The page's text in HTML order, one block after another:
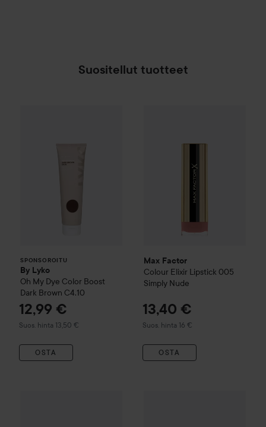
Suositellut tuotteet
SPONSOROITU
By Lyko
Oh My Dye Color Boost
Dark Brown C4.10
12,99 €
Suos. hinta 13,50 €
Suositeltu hinta 13,50 €
OSTA
Max Factor
Colour Elixir Lipstick 005
Simply Nude
13,40 €
Suos. hinta 16 €
Suositeltu hinta 16 €
OSTA